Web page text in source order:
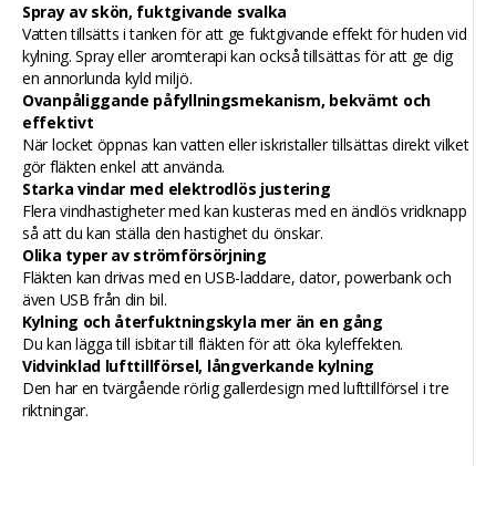
Spray av skön, fuktgivande svalka
Vatten tillsätts i tanken för att ge fuktgivande effekt för huden vid
kylning. Spray eller aromterapi kan också tillsättas för att ge dig
en annorlunda kyld miljö.
Ovanpåliggande påfyllningsmekanism, bekvämt och
effektivt
När locket öppnas kan vatten eller iskristaller tillsättas direkt vilket
gör fläkten enkel att använda.
Starka vindar med elektrodlös justering
Flera vindhastigheter med kan kusteras med en ändlös vridknapp
så att du kan ställa den hastighet du önskar.
Olika typer av strömförsörjning
Fläkten kan drivas med en USB-laddare, dator, powerbank och
även USB från din bil.
Kylning och återfuktningskyla mer än en gång
Du kan lägga till isbitar till fläkten för att öka kyleffekten.
Vidvinklad lufttillförsel, långverkande kylning
Den har en tvärgående rörlig gallerdesign med lufttillförsel i tre
riktningar.